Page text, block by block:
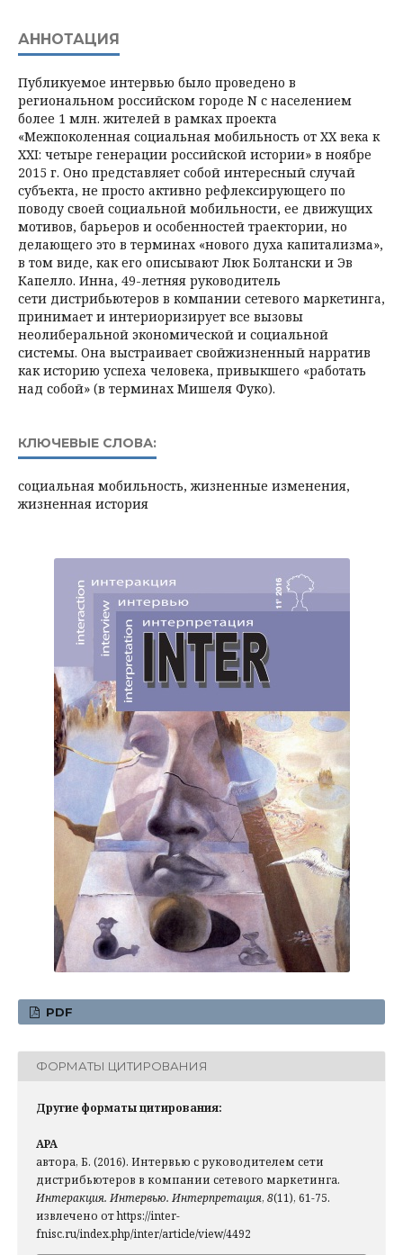
АННОТАЦИЯ
Публикуемое интервью было проведено в
региональном российском городе N с населением
более 1 млн. жителей в рамках проекта
«Межпоколенная социальная мобильность от XX века к
XXI: четыре генерации российской истории» в ноябре
2015 г. Оно представляет собой интересный случай
субъекта, не просто активно рефлексирующего по
поводу своей социальной мобильности, ее движущих
мотивов, барьеров и особенностей траектории, но
делающего это в терминах «нового духа капитализма»,
в том виде, как его описывают Люк Болтански и Эв
Капелло. Инна, 49-летняя руководитель
сети дистрибьютеров в компании сетевого маркетинга,
принимает и интериоризирует все вызовы
неолиберальной экономической и социальной
системы. Она выстраивает свойжизненный нарратив
как историю успеха человека, привыкшего «работать
над собой» (в терминах Мишеля Фуко).
КЛЮЧЕВЫЕ СЛОВА:
социальная мобильность, жизненные изменения,
жизненная история
PDF
ФОРМАТЫ ЦИТИРОВАНИЯ
Другие форматы цитирования:
APA
автора, Б. (2016). Интервью с руководителем сети
дистрибьютеров в компании сетевого маркетинга.
Интеракция. Интервью. Интерпретация, 8(11), 61-75.
извлечено от https://inter-
fnisc.ru/index.php/inter/article/view/4492